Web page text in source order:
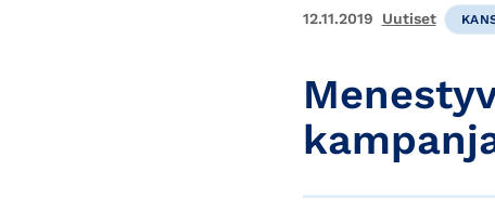
12.11.2019 Uutiset